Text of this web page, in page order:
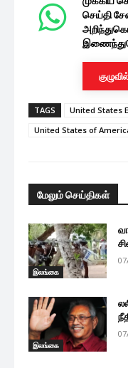
செய்தி
TAGS
United States
United States of
மேலும் செய்திகள்
இலங்கை
இலங்கை